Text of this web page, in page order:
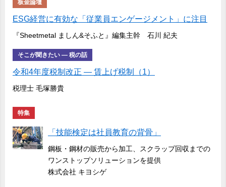
板金論壇
ESG経営に有効な「従業員エンゲージメント」に注目
『Sheetmetal ましん&そふと』編集主幹 石川 紀夫
そこが聞きたい ― 税の話
令和4年度税制改正 ― 賃上げ税制（1）
税理士 毛塚勝貴
特集
「技能検定は社員教育の背骨」
鋼板・鋼材の販売から加工、スクラップ回収までの
ワンストップソリューションを提供
株式会社 キヨシゲ